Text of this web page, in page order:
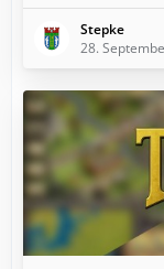
Stepke
28.